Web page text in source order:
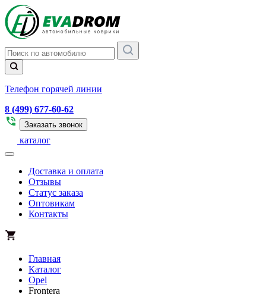
Телефон горячей линии
8 (499) 677-60-62
Заказать звонок
каталог
Доставка и оплата
Отзывы
Статус заказа
Оптовикам
Контакты
Главная
Каталог
Opel
Frontera